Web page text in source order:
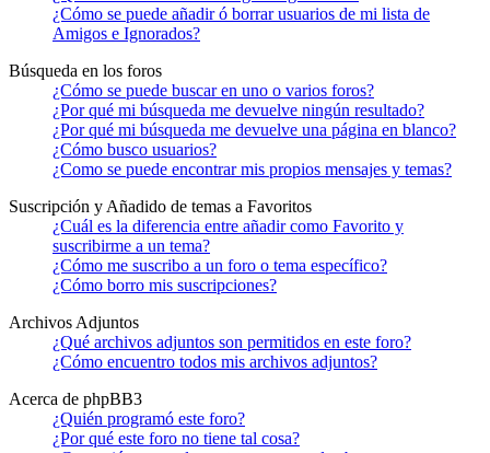
¿Cómo se puede añadir ó borrar usuarios de mi lista de
Amigos e Ignorados?
Búsqueda en los foros
¿Cómo se puede buscar en uno o varios foros?
¿Por qué mi búsqueda me devuelve ningún resultado?
¿Por qué mi búsqueda me devuelve una página en blanco?
¿Cómo busco usuarios?
¿Como se puede encontrar mis propios mensajes y temas?
Suscripción y Añadido de temas a Favoritos
¿Cuál es la diferencia entre añadir como Favorito y
suscribirme a un tema?
¿Cómo me suscribo a un foro o tema específico?
¿Cómo borro mis suscripciones?
Archivos Adjuntos
¿Qué archivos adjuntos son permitidos en este foro?
¿Cómo encuentro todos mis archivos adjuntos?
Acerca de phpBB3
¿Quién programó este foro?
¿Por qué este foro no tiene tal cosa?